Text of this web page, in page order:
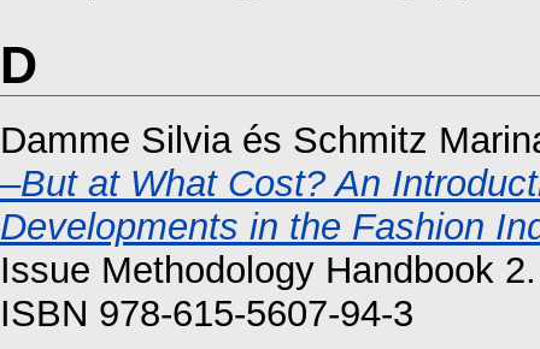
D
Damme Silviaés Schmitz
–But at What Cost? An
Developments in the Fashion
Issue Methodology Handbook
ISBN 978-615-5607-94-3